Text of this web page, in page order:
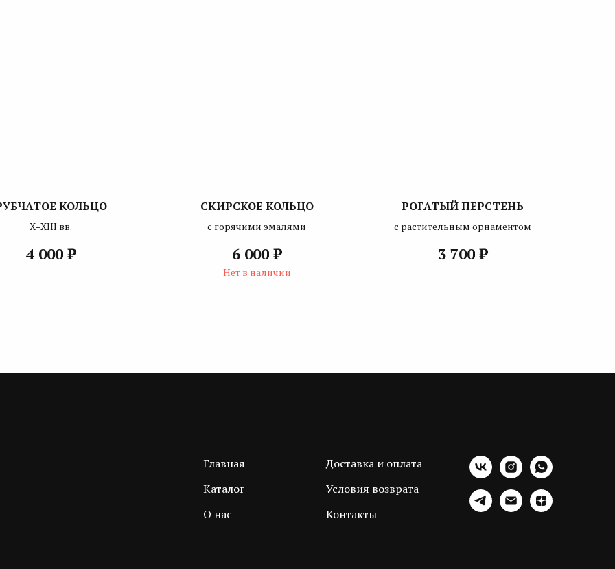
КОЛЬЦО
X–XIII вв.
4 000 ₽
СКИРСКОЕ КОЛЬЦО
с горячими эмалями
6 000 ₽
Нет в наличии
РОГАТЫЙ ПЕРСТЕНЬ
с растительным орнаментом
3 700 ₽
Главная
Каталог
О нас
Доставка и оплата
Условия возврата
Контакты